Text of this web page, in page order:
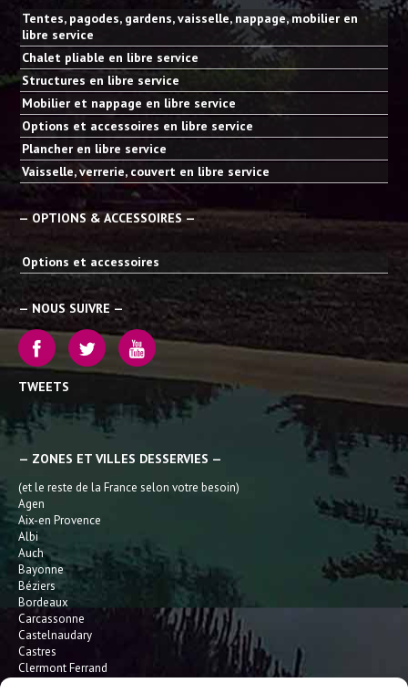
Tentes, pagodes, gardens, vaisselle, nappage, mobilier en
libre service
Chalet pliable en libre service
Structures en libre service
Mobilier et nappage en libre service
Options et accessoires en libre service
Plancher en libre service
Vaisselle, verrerie, couvert en libre service
— OPTIONS & ACCESSOIRES —
Options et accessoires
— NOUS SUIVRE —
TWEETS
— ZONES ET VILLES DESSERVIES —
(et le reste de la France selon votre besoin)
Agen
Aix-en Provence
Albi
Auch
Bayonne
Béziers
Bordeaux
Carcassonne
Castelnaudary
Castres
Clermont Ferrand